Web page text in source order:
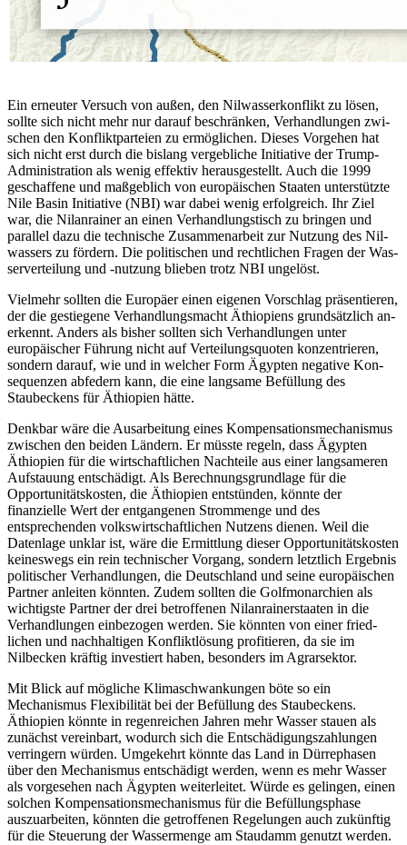
Ein erneuter Versuch von außen, den Nil­wasserkonflikt zu lösen,
sollte sich nicht mehr nur darauf beschränken, Verhandlungen zwi­
schen den Konfliktparteien zu ermög­lichen. Dieses Vorgehen hat
sich nicht erst durch die bislang vergebliche Initiative der Trump-
Admi­nistration als wenig effektiv heraus­gestellt. Auch die 1999
geschaffene und maß­geblich von euro­päischen Staaten unter­stützte
Nile Basin Initiative (NBI) war dabei wenig erfolgreich. Ihr Ziel
war, die Nilanrainer an einen Ver­handlungstisch zu bringen und
parallel dazu die technische Zusammenarbeit zur Nutzung des Nil­
wassers zu fördern. Die politischen und recht­lichen Fragen der Was­
serverteilung und ‑nut­zung blieben trotz NBI ungelöst.
Vielmehr sollten die Europäer einen eige­nen Vorschlag präsentieren,
der die ge­stie­gene Verhandlungsmacht Äthiopiens grund­sätzlich an­
erkennt. Anders als bisher soll­ten sich Ver­handlungen unter
europäischer Füh­rung nicht auf Verteilungsquoten kon­zentrieren,
sondern darauf, wie und in welcher Form Ägypten negative Kon­
sequen­zen abfedern kann, die eine lang­same Befül­lung des
Staubeckens für Äthiopien hätte.
Denkbar wäre die Ausarbeitung eines Kompensationsmechanismus
zwi­schen den beiden Ländern. Er müsste regeln, dass Ägypten
Äthiopien für die wirt­schaftlichen Nachteile aus einer langsameren
Aufstauung entschädigt. Als Berechnungsgrundlage für die
Opportunitätskosten, die Äthiopien ent­stünden, könnte der
finanzielle Wert der entgangenen Strom­menge und des
entsprechenden volkswirtschaftlichen Nutzens dienen. Weil die
Datenlage unklar ist, wäre die Ermittlung dieser Oppor­tuni­tätskosten
keineswegs ein rein technischer Vorgang, sondern letztlich Ergebnis
politi­scher Ver­handlungen, die Deutschland und seine europäischen
Partner anleiten könn­ten. Zu­dem sollten die Golfmonarchien als
wich­tigste Partner der drei betroffenen Nil­anrainerstaaten in die
Verhandlungen ein­bezogen werden. Sie könnten von einer fried­
lichen und nachhaltigen Konflikt­lösung profitieren, da sie im
Nilbecken kräftig investiert haben, besonders im Agrarsektor.
Mit Blick auf mögliche Klimaschwankungen böte so ein
Mechanismus Fle­xibi­lität bei der Befüllung des Staubeckens.
Äthiopien könnte in regenreichen Jah­ren mehr Wasser stauen als
zunächst ver­ein­bart, wodurch sich die Entschädigungs­zahlungen
verringern würden. Umgekehrt könnte das Land in Dürrephasen
über den Mechanismus entschädigt werden, wenn es mehr Wasser
als vorgesehen nach Ägypten weiterleitet. Würde es gelingen, einen
solchen Kompensationsmechanismus für die Befüllungsphase
auszuarbeiten, könn­ten die getroffenen Regelungen auch zu­künftig
für die Steuerung der Wassermenge am Staudamm genutzt werden.